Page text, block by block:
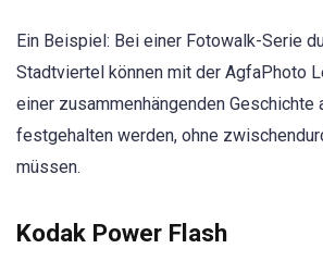
Ein Beispiel: Bei einer Fotowalk-Serie
Stadtviertel können mit der AgfaPhoto
einer zusammenhängenden Geschichte
festgehalten werden, ohne
müssen.
Kodak Power Flash